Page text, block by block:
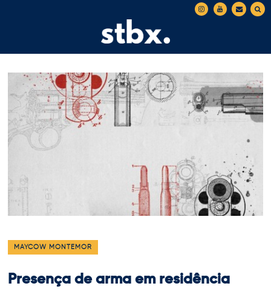
MAYCOW MONTEMOR
Presença de arma em residência